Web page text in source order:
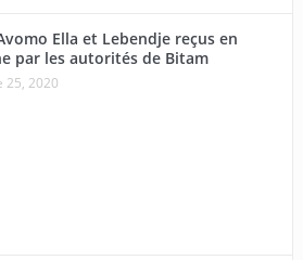
Ella et Lebendje reçus en
par les autorités de Bitam
25, 2020